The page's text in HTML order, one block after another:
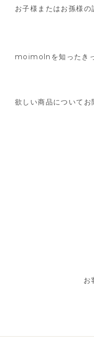
お子様またはお孫様の
moimolnを知ったき
欲しい商品についてお
お